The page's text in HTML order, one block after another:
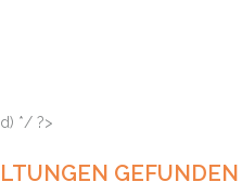
*/ ?>
GEFUNDEN